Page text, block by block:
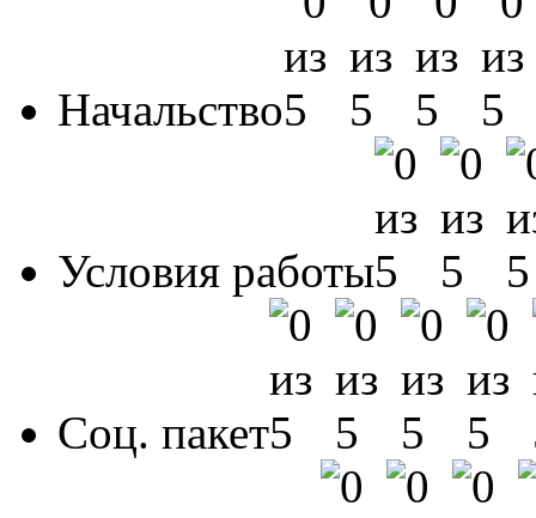
Начальство
Условия работы
Соц. пакет